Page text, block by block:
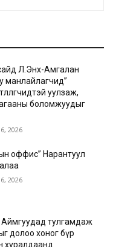
Л.Энх-Амгалан
манлайлагчид”
уулзаж,
боломжуудыг
2026
оффис” Нарантуул
2026
тулгамдаж
долоо хоног бүр
хуралдаанд